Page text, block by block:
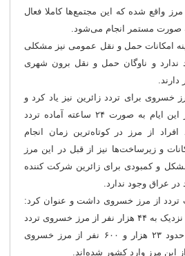
واقع شده که این مجتمع‌ها کاملا فعال
صورت مستمر انجام می‌شود.
امکانات حمل و نقل عمومی نیز مشکلی
ندارد و ناوگان حمل و نقل برون شهری
خسروی برای تردد زائرین نیز یاد کرد و
ادامه داد: مرز خسروی در این ایام به صورت ۲۴ ساعته آماده تردد
از مرز در کوتاه‌ترین زمان انجام
و زیرساخت‌ها نیز از قبل در این مرز
و کمبودی برای زائرین شرکت کننده
عراق وجود ندارد.
از مرز خسروی داشت و عنوان کرد:
از ابتدای ماه محرم تاکنون نزدیک به ۴۴ هزار نفر از مرز خسروی تردد
داشته‌اند که از این تعداد حدود ۲۳ هزار و ۶۰۰ نفر از مرز خسروی